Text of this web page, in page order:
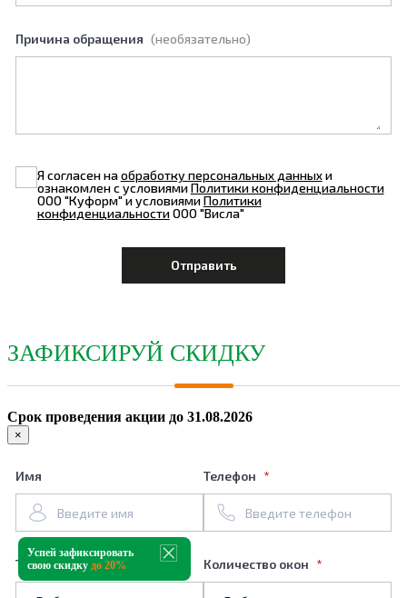
Причина обращения (необязательно)
Я согласен наобработку персональных данныхи
ознакомлен с условиямиПолитики конфиденциальности
ООО "Куформ" и условиямиПолитики
конфиденциальностиООО "Висла"
ЗАФИКСИРУЙ СКИДКУ
Срок проведения акции до 31.08.2026
×
Имя Телефон
Тип профиля Количество окон
Успей зафиксировать
свою скидку до 20%